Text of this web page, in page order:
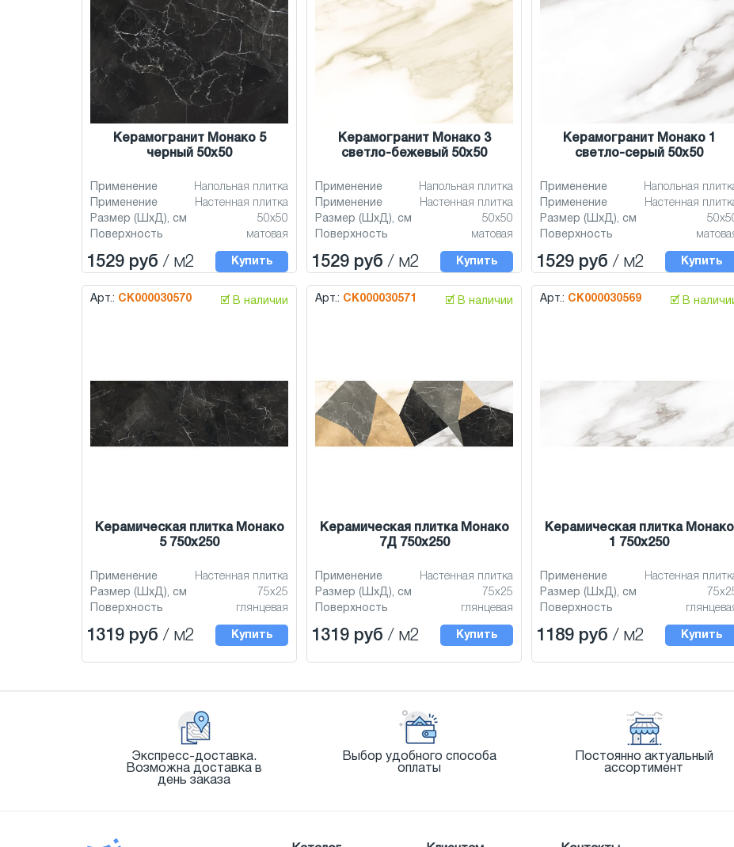
Керамогранит Монако 5
черный 50x50
Применение
Напольная плитка
Применение
Настенная плитка
Размер (ШхД), см
50x50
Поверхность
матовая
1529 руб / м2 Купить
Керамогранит Монако 3
светло-бежевый 50x50
Применение
Напольная плитка
Применение
Настенная плитка
Размер (ШхД), см
50x50
Поверхность
матовая
1529 руб / м2 Купить
Керамогранит Монако 1
светло-серый 50x50
Применение
Напольная
Применение
Настенная
Размер (ШхД), см
Поверхность
1529 руб / м2 Купить
Арт.: СК000030570 🗹 В наличии
Керамическая плитка Монако
5 750x250
Применение
Настенная плитка
Размер (ШхД), см
75x25
Поверхность
глянцевая
1319 руб / м2 Купить
Арт.: СК000030571 🗹 В наличии
Керамическая плитка Монако
7Д 750x250
Применение
Настенная плитка
Размер (ШхД), см
75x25
Поверхность
глянцевая
1319 руб / м2 Купить
Арт.: СК000030569 🗹 В
Керамическая плитка Монако
1 750x250
Применение
Настенная
Размер (ШхД), см
Поверхность
1189 руб / м2 Купить
Экспресс-доставка.
Возможна доставка в
день заказа
Выбор удобного способа
оплаты
Постоянно актуальный
ассортимент